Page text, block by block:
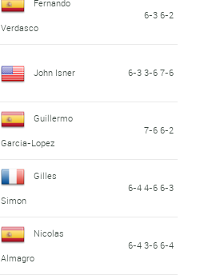
Fernando
Verdasco
6-3 6-2
John Isner 6-3 3-6 7-6
Guillermo
Garcia-Lopez
7-6 6-2
Gilles
Simon
6-4 4-6 6-3
Nicolas
Almagro
6-4 3-6 6-4